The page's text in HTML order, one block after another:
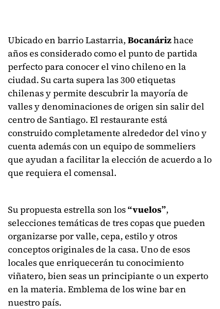
Ubicado en barrio Lastarria, Bocanárizhace
años es considerado como el punto de partida
perfecto para conocer el vino chileno en la
ciudad. Su carta supera las 300 etiquetas
chilenas y permite descubrir la mayoría de
valles y denominaciones de origen sin salir del
centro de Santiago. El restaurante está
construido completamente alrededor del vino y
cuenta además con un equipo de sommeliers
que ayudan a facilitar la elección de acuerdo a lo
que requiera el comensal.
Su propuesta estrella son los“vuelos”,
selecciones temáticas de tres copas que pueden
organizarse por valle, cepa, estilo y otros
conceptos originales de la casa. Uno de esos
locales que enriquecerán tu conocimiento
viñatero, bien seas un principiante o un experto
en la materia. Emblema de los wine bar en
nuestro país.